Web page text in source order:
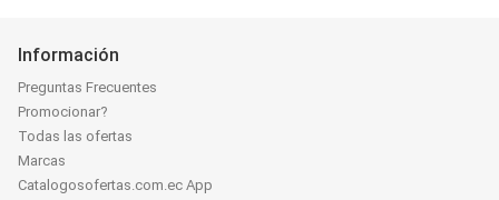
Información
Preguntas Frecuentes
Promocionar?
Todas las ofertas
Marcas
Catalogosofertas.com.ec App